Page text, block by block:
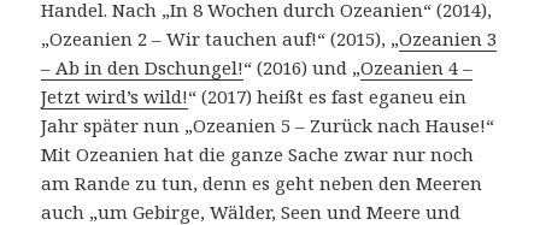
Handel. Nach „In 8 Wochen durch Ozeanien“ (2014),
„Ozeanien 2 – Wir tauchen auf!“ (2015), „Ozeanien 3
– Ab in den Dschungel!“ (2016) und „Ozeanien 4 –
Jetzt wird’s wild!“ (2017) heißt es fast eganeu ein
Jahr später nun „Ozeanien 5 – Zurück nach Hause!“
Mit Ozeanien hat die ganze Sache zwar nur noch
am Rande zu tun, denn es geht neben den Meeren
auch „um Gebirge, Wälder, Seen und Meere und